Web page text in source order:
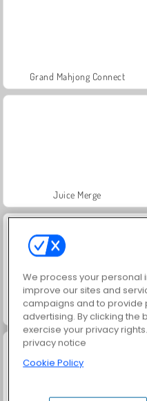
Grand Mahjong Connect
Juice Merge
Solitaire Social
We process your
improve our sites and
campaigns and to
advertising. By clicking the
exercise your privacy
privacy notice
Cookie Policy